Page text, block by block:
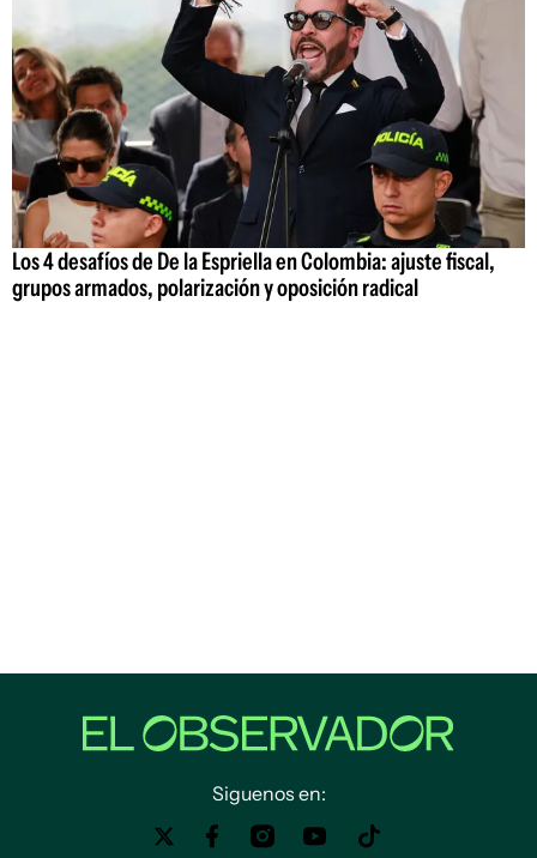
Los 4 desafíos de De la Espriella en Colombia: ajuste fiscal,
grupos armados, polarización y oposición radical
Siguenos en: